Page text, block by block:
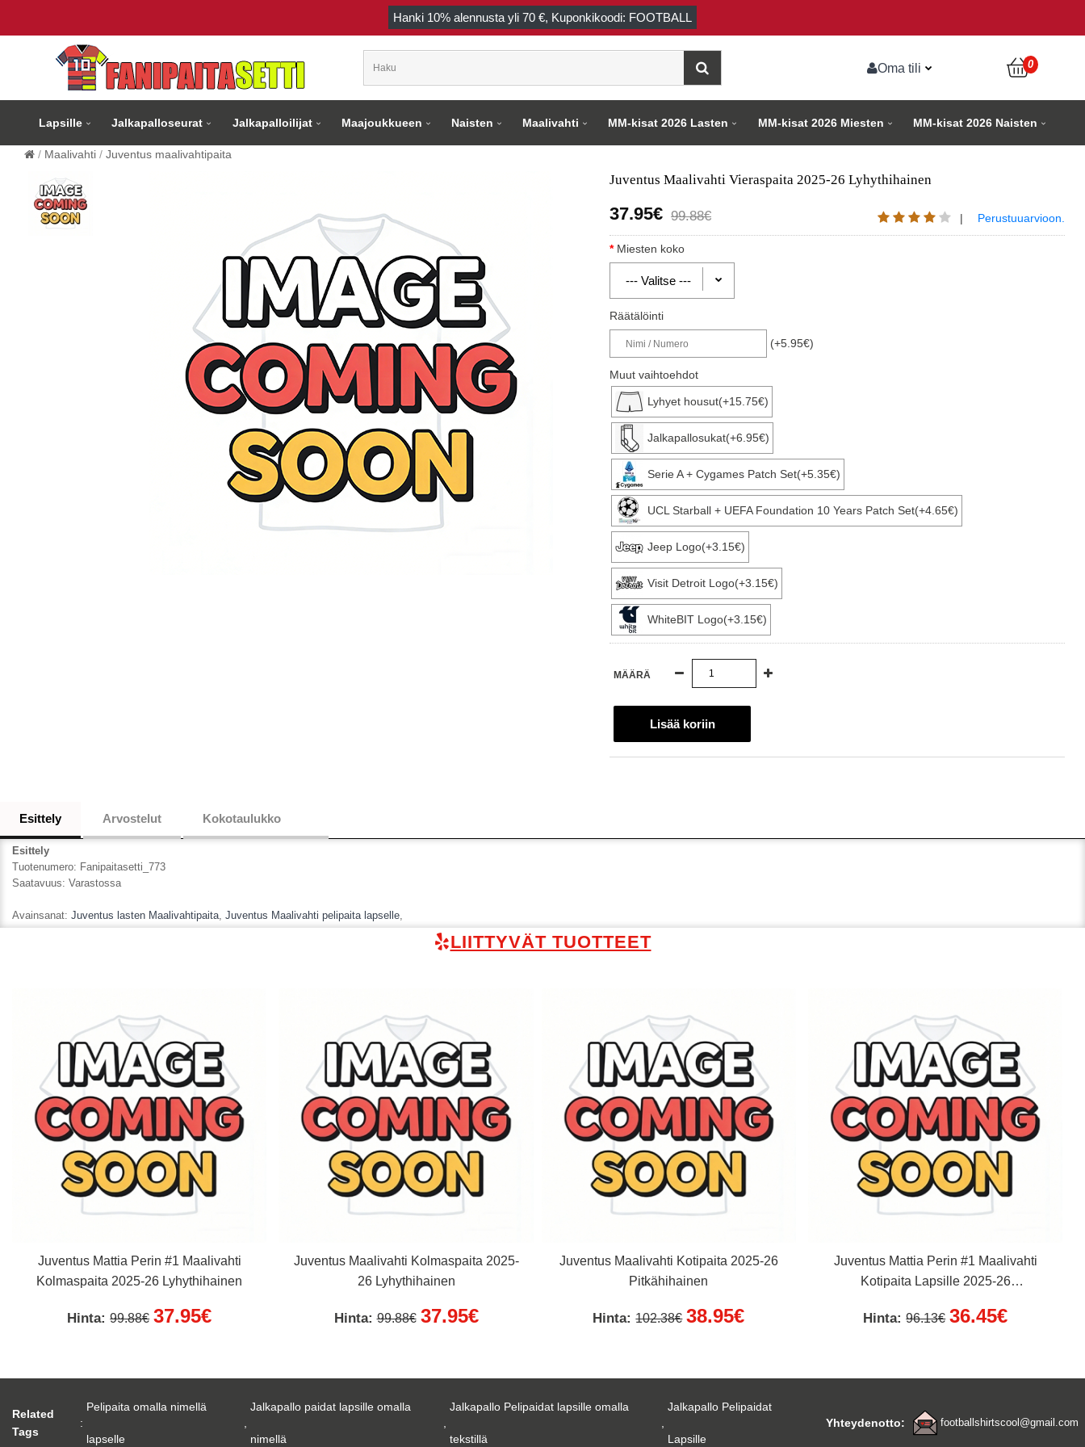
Hanki 10% alennusta yli 70 €, Kuponkikoodi: FOOTBALL
Oma tili 0
Lapsille Jalkapalloseurat Jalkapalloilijat Maajoukkueen Naisten Maalivahti MM-kisat 2026 Lasten MM-kisat 2026 Miesten MM-kisat 2026 Naisten
Maalivahti Juventus maalivahtipaita
Juventus Maalivahti Vieraspaita 2025-26 Lyhythihainen
37.95€ 99.88€ | Perustuuarvioon.
Miesten koko
Räätälöinti
(+5.95€)
Muut vaihtoehdot
Lyhyet housut(+15.75€)
Jalkapallosukat(+6.95€)
Serie A + Cygames Patch Set(+5.35€)
UCL Starball + UEFA Foundation 10 Years Patch Set(+4.65€)
Jeep Logo(+3.15€)
Visit Detroit Logo(+3.15€)
WhiteBIT Logo(+3.15€)
MÄÄRÄ
Esittely Arvostelut Kokotaulukko
Esittely
Tuotenumero: Fanipaitasetti_773
Saatavuus: Varastossa
Avainsanat: Juventus lasten Maalivahtipaita, Juventus Maalivahti pelipaita lapselle,
LIITTYVÄT TUOTTEET
Juventus Mattia Perin #1 Maalivahti
Kolmaspaita 2025-26 Lyhythihainen
Hinta:99.88€ 37.95€
Juventus Maalivahti Kolmaspaita 2025-
26 Lyhythihainen
Hinta:99.88€ 37.95€
Juventus Maalivahti Kotipaita 2025-26
Pitkähihainen
Hinta:102.38€ 38.95€
Juventus Mattia Perin #1 Maalivahti
Kotipaita Lapsille 2025-26
Hinta:96.13€ 36.45€
Related
Tags
:
Pelipaita omalla nimellä
lapselle
,
Jalkapallo paidat lapsille omalla
nimellä
,
Jalkapallo Pelipaidat lapsille omalla
tekstillä
,
Jalkapallo Pelipaidat
Lapsille
Yhteydenotto: footballshirtscool@gmail.com